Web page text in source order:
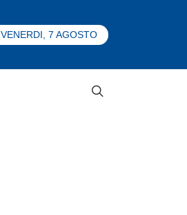
VENERDI, 7 AGOSTO